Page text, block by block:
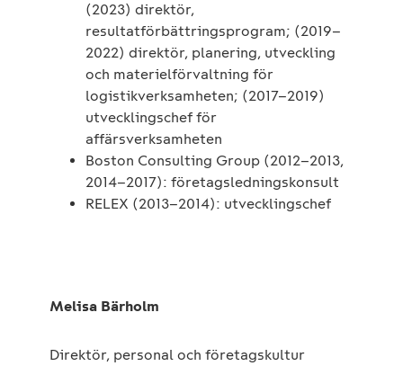
(2023) direktör,
resultatförbättringsprogram; (2019–
2022) direktör, planering, utveckling
och materielförvaltning för
logistikverksamheten; (2017–2019)
utvecklingschef för
affärsverksamheten
Boston Consulting Group (2012–2013,
2014–2017): företagsledningskonsult
RELEX (2013–2014): utvecklingschef
Melisa Bärholm
Direktör, personal och företagskultur